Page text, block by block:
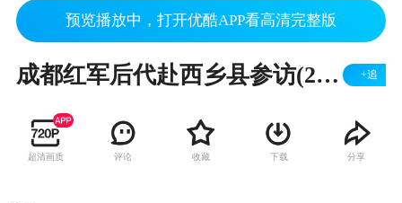
预览播放中，打开优酷APP看高清完整版
成都红军后代赴西乡县参访(2017-4-19）.mpg +追
超清画质 评论 收藏 下载 分享